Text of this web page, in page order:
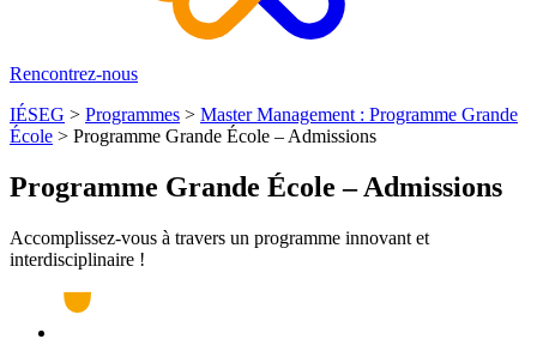
Rencontrez-nous
IÉSEG > Programmes > Master Management : Programme Grande
École > Programme Grande École – Admissions
Programme Grande École – Admissions
Accomplissez-vous à travers un programme innovant et
interdisciplinaire !